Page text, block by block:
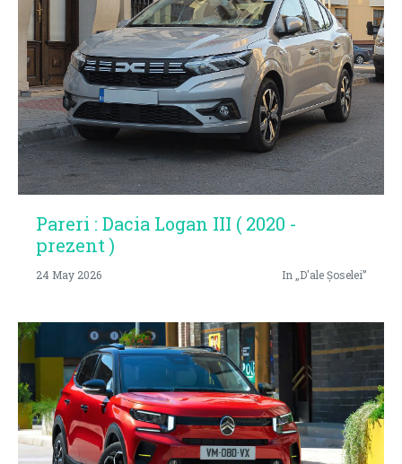
Pareri : Dacia Logan III ( 2020 -
prezent )
24 May 2026 In „D'ale Șoselei”